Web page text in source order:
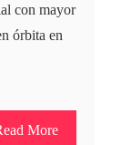
con mayor
órbita en
More